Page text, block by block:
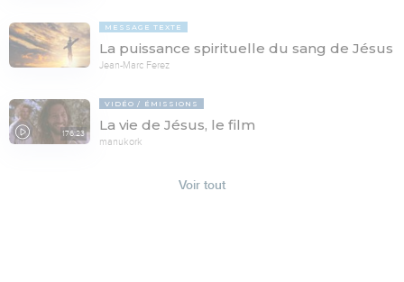
MESSAGE TEXTE
La puissance spirituelle du sang de Jésus
Jean-Marc Ferez
176:23
VIDÉO ÉMISSIONS
La vie de Jésus, le film
manukork
Voir tout